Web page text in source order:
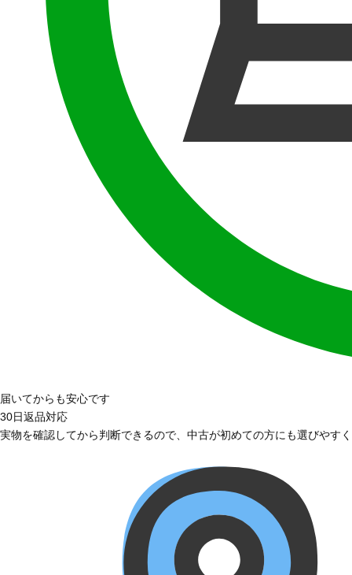
届いてからも安心です
30日返品対応
実物を確認してから判断できるので、中古が初めての方にも選びやす